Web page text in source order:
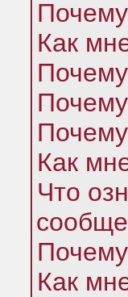
Как
Как
Что
Как